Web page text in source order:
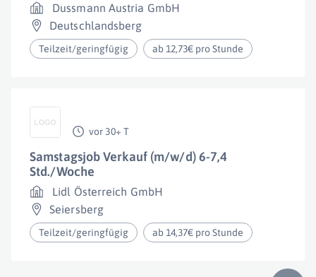
Dussmann Austria GmbH
Deutschlandsberg
Teilzeit/geringfügig ab 12,73€ pro Stunde
vor 30+ T
Samstagsjob Verkauf (m/w/d) 6-7,4
Std./Woche
Lidl Österreich GmbH
Seiersberg
Teilzeit/geringfügig ab 14,37€ pro Stunde